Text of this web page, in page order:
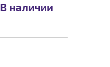
В наличии